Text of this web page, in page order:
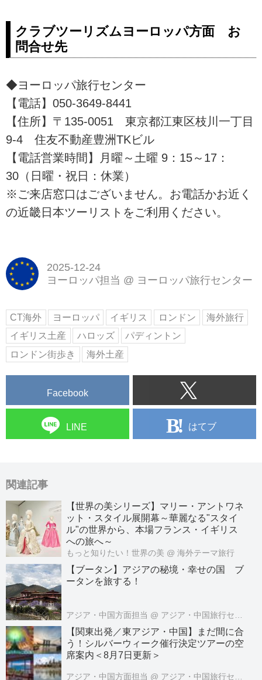
クラブツーリズムヨーロッパ方面 お
問合せ先
◆ヨーロッパ旅行センター
【電話】050-3649-8441
【住所】〒135-0051 東京都江東区枝川一丁目
9-4 住友不動産豊洲TKビル
【電話営業時間】月曜～土曜 9：15～17：
30（日曜・祝日：休業）
※ご来店窓口はございません。お電話かお近く
の近畿日本ツーリストをご利用ください。
2025-12-24
ヨーロッパ担当 @ ヨーロッパ旅行センター
CT海外 ヨーロッパ イギリス ロンドン
海外旅行
イギリス土産
ハロッズ
パディントン
ロンドン街歩き
海外土産
Facebook
LINE はてブ
関連記事
【世界の美シリーズ】マリー・アントワネ
ット・スタイル展開幕～華麗なる"スタイ
ル"の世界から、本場フランス・イギリス
への旅へ～
もっと知りたい！世界の美 @ 海外テーマ旅行
【ブータン】アジアの秘境・幸せの国 ブ
ータンを旅する！
アジア・中国方面担当 @ アジア・中国旅行センター
【関東出発／東アジア・中国】まだ間に合
う！シルバーウィーク催行決定ツアーの空
席案内＜8月7日更新＞
アジア・中国方面担当 @ アジア・中国旅行センター